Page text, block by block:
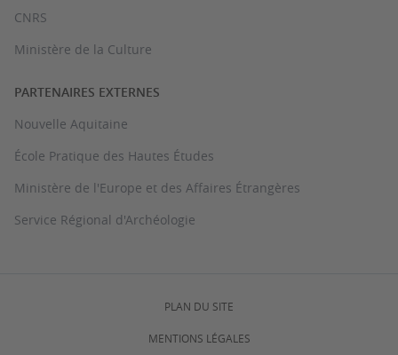
CNRS
Ministère de la Culture
PARTENAIRES EXTERNES
Nouvelle Aquitaine
École Pratique des Hautes Études
Ministère de l'Europe et des Affaires Étrangères
Service Régional d'Archéologie
PLAN DU SITE
MENTIONS LÉGALES